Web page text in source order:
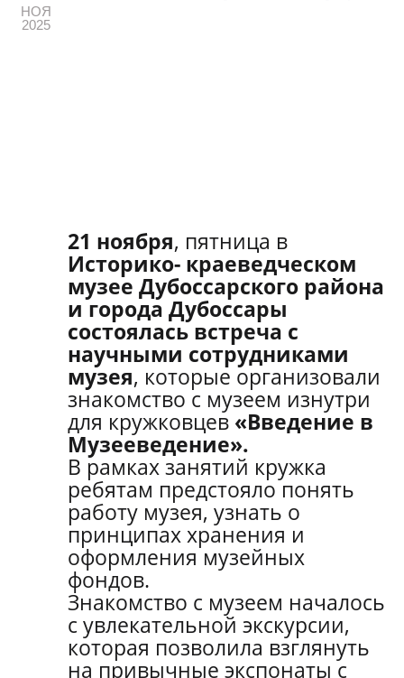
НОЯ
2025
21 ноября, пятница в
Историко- краеведческом
музее Дубоссарского района
и города Дубоссары
состоялась встреча с
научными сотрудниками
музея, которые организовали
знакомство с музеем изнутри
для кружковцев «Введение в
Музееведение».
В рамках занятий кружка
ребятам предстояло понять
работу музея, узнать о
принципах хранения и
оформления музейных
фондов.
Знакомство с музеем началось
с увлекательной экскурсии,
которая позволила взглянуть
на привычные экспонаты с